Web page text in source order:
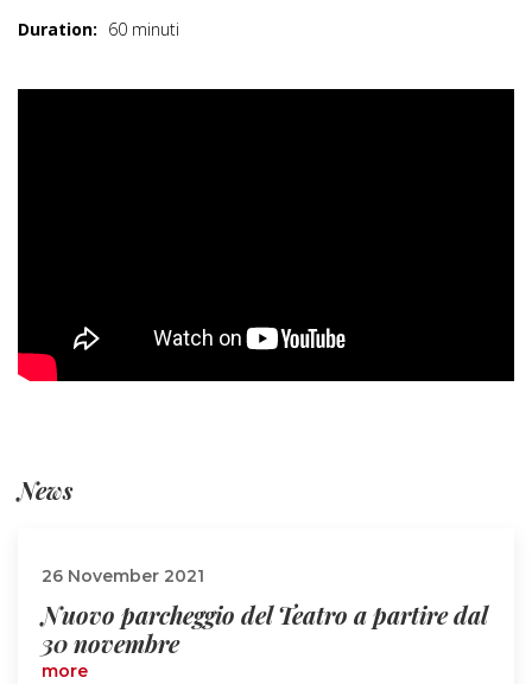
Duration: 60 minuti
News
26 November 2021
Nuovo parcheggio del Teatro a partire dal
30 novembre
more